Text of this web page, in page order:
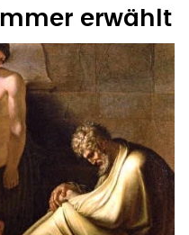
erwählt